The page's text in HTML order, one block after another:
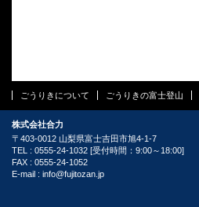
ごうりきについて ごうりきの富士登山
株式会社合力
〒403-0012 山梨県富士吉田市旭4-1-7
TEL : 0555-24-1032 [受付時間：9:00～18:00]
FAX : 0555-24-1052
E-mail : info@fujitozan.jp